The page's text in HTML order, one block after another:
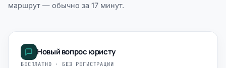
маршрут — обычно за 17 минут.
Новый вопрос юристу
БЕСПЛАТНО · БЕЗ РЕГИСТРАЦИИ